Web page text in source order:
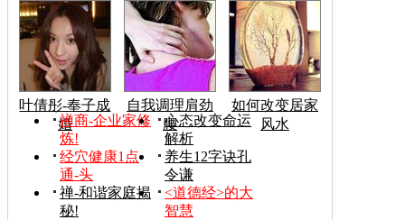
叶倩彤-奉子成
婚
自我调理肩劲
腰
如何改变居家
风水
禅商-企业家修
炼!
心态改变命运
解析
经穴健康1点
通-头
养生12字诀孔
令谦
禅-和谐家庭揭
秘!
<道德经>的大
智慧